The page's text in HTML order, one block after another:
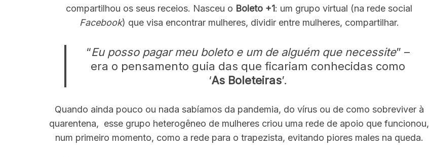
compartilhou os seus receios. Nasceu o Boleto +1: um grupo virtual (na rede social
Facebook) que visa encontrar mulheres, dividir entre mulheres, compartilhar.
“Eu posso pagar meu boleto e um de alguém que necessite” –
era o pensamento guia das que ficariam conhecidas como
‘As Boleteiras’.
Quando ainda pouco ou nada sabíamos da pandemia, do vírus ou de como sobreviver à
quarentena, esse grupo heterogêneo de mulheres criou uma rede de apoio que funcionou,
num primeiro momento, como a rede para o trapezista, evitando piores males na queda.
a
c
h